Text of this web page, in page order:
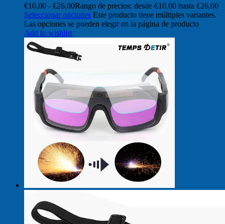
€10,00 - €26,00Rango de precios: desde €10,00 hasta €26,00
Seleccionar opciones Este producto tiene múltiples variantes.
Las opciones se pueden elegir en la página de producto
Add to wishlist